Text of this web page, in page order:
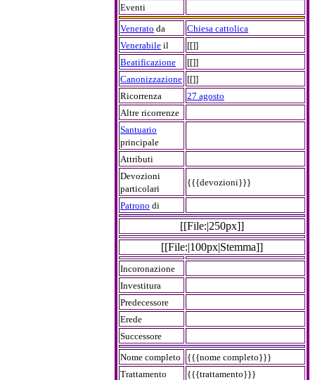
Eventi
Venerato da
Chiesa cattolica
Venerabile il
[[]]
Beatificazione
[[]]
Canonizzazione [[]]
Ricorrenza
27 agosto
Altre ricorrenze
Santuario
principale
Attributi
Devozioni
particolari
{{{devozioni}}}
Patrono di
[[File:|250px]]
[[File:|100px|Stemma]]
Incoronazione
Investitura
Predecessore
Erede
Successore
Nome completo
{{{nome completo}}}
Trattamento
{{{trattamento}}}